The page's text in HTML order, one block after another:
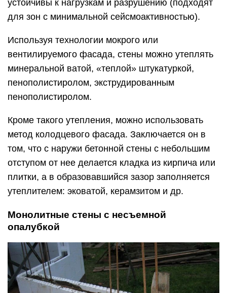
устойчивы к нагрузкам и разрушению (подходят
для зон с минимальной сейсмоактивностью).
Используя технологии мокрого или
вентилируемого фасада, стены можно утеплять
минеральной ватой, «теплой» штукатуркой,
пенополистиролом, экструдированным
пенополистиролом.
Кроме такого утепления, можно использовать
метод колодцевого фасада. Заключается он в
том, что с наружи бетонной стены с небольшим
отступом от нее делается кладка из кирпича или
плитки, а в образовавшийся зазор заполняется
утеплителем: эковатой, керамзитом и др.
Монолитные стены с несъемной
опалубкой